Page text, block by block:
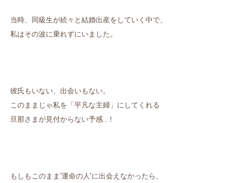
当時、同級生が続々と結婚出産をしていく中で、
私はその波に乗れずにいました。
彼氏もいない、出会いもない。
このままじゃ私を「平凡な主婦」にしてくれる
旦那さまが見付からない予感…！
もしもこのまま‘運命の人’に出会えなかったら、